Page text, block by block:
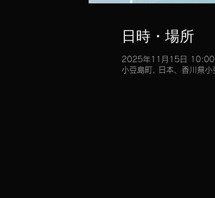
日時・場所
2025年11月15日
小豆島町, 日本、香川県